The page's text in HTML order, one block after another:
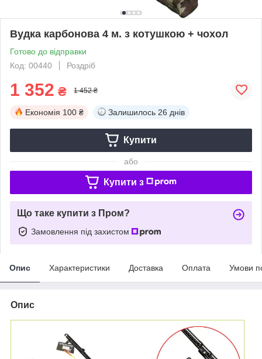
Вудка карбонова 4 м. з котушкою + чохол
Готово до відправки
Код: 00440
Роздріб
1 352 ₴ 1 452 ₴
Економія 100 ₴ Залишилось 26 днів
Купити
або
Купити з
Що таке купити з Пром?
Замовлення під захистом
Опис Характеристики Доставка Оплата Умови
Опис